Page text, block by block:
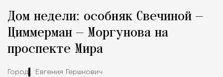
Город
Дом недели: особняк Свечиной —
Циммерман — Моргунова на
проспекте Мира
Город Евгения Гершкович